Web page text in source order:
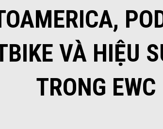
VÀ HIỆU
TRONG EWC